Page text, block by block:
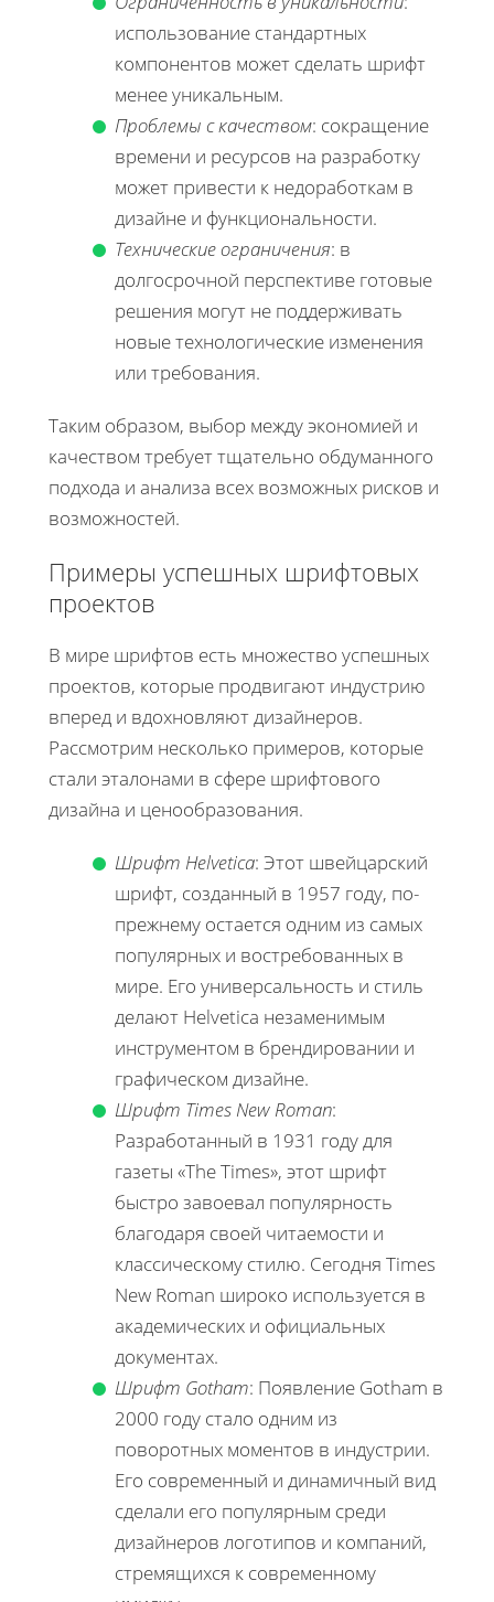
использование стандартных
компонентов может сделать шрифт
менее уникальным.
Проблемы с качеством: сокращение
времени и ресурсов на разработку
может привести к недоработкам в
дизайне и функциональности.
Технические ограничения: в
долгосрочной перспективе готовые
решения могут не поддерживать
новые технологические изменения
или требования.
Таким образом, выбор между экономией и
качеством требует тщательно обдуманного
подхода и анализа всех возможных рисков и
возможностей.
Примеры успешных шрифтовых
проектов
В мире шрифтов есть множество успешных
проектов, которые продвигают индустрию
вперед и вдохновляют дизайнеров.
Рассмотрим несколько примеров, которые
стали эталонами в сфере шрифтового
дизайна и ценообразования.
Шрифт Helvetica: Этот швейцарский
шрифт, созданный в 1957 году, по-
прежнему остается одним из самых
популярных и востребованных в
мире. Его универсальность и стиль
делают Helvetica незаменимым
инструментом в брендировании и
графическом дизайне.
Шрифт Times New Roman:
Разработанный в 1931 году для
газеты «The Times», этот шрифт
быстро завоевал популярность
благодаря своей читаемости и
классическому стилю. Сегодня Times
New Roman широко используется в
академических и официальных
документах.
Шрифт Gotham: Появление Gotham в
2000 году стало одним из
поворотных моментов в индустрии.
Его современный и динамичный вид
сделали его популярным среди
дизайнеров логотипов и компаний,
стремящихся к современному